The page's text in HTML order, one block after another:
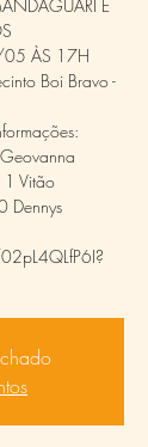
E
ÀS 17H
Boi Bravo -
Vitão